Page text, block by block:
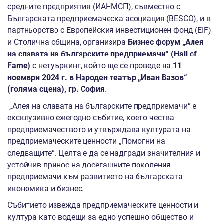
средните предприятия (ИАНМСП), съвместно с
Българската предприемаческа асоциация (BESCO), и в
партньорство с Европейския инвестиционен фонд (EIF)
и Столична община, организира Бизнес форум „Алея
на славата на българските предприемачи“ (Hall of
Famе) с нетуъркинг, който ще се проведе на 11
ноември 2024 г. в Народен театър „Иван Вазов“
(голяма сцена), гр. София.
„Алея на славата на българските предприемачи“ е
ексклузивно ежегодно събитие, което чества
предприемачеството и утвърждава културата на
предприемаческите ценности „Помогни на
следващите“. Целта е да се надгради значителния и
устойчив принос на досегашните поколения
предприемачи към развитието на българската
икономика и бизнес.
Събитието извежда предприемаческите ценности и
култура като водещи за едно успешно общество и